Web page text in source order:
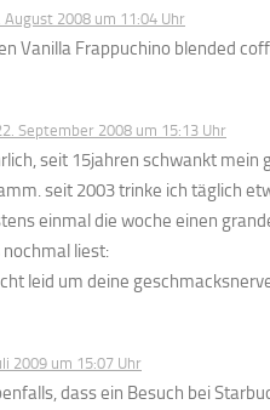
August 2008 um 11:04 Uhr
Vanilla Frappuchino blended
September 2008 um 15:13 Uhr
seit 15jahren schwankt
seit 2003 trinke ich täglich
einmal die woche einen
liest:
leid um deine
2009 um 15:07 Uhr
dass ein Besuch bei